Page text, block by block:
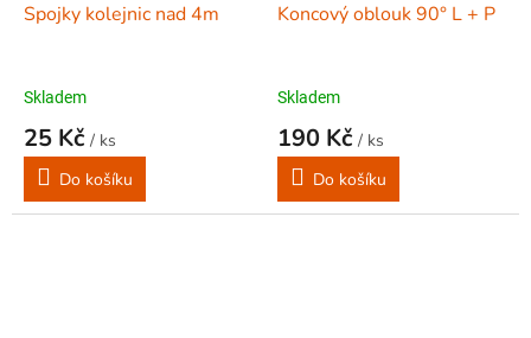
Spojky kolejnic nad 4m
Skladem
25 Kč / ks
Do košíku
Koncový oblouk 90° L + P
Skladem
190 Kč / ks
Do košíku